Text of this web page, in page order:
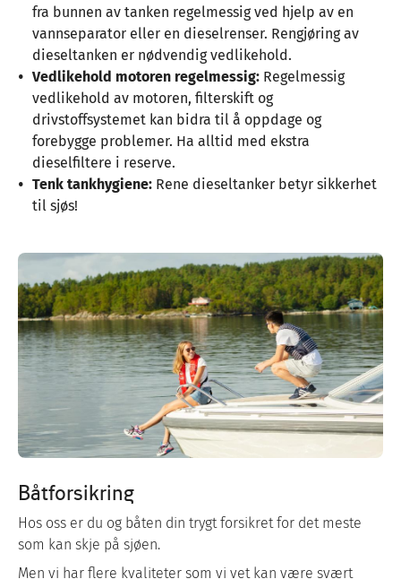
fra bunnen av tanken regelmessig ved hjelp av en
vannseparator eller en dieselrenser. Rengjøring av
dieseltanken er nødvendig vedlikehold.
Vedlikehold motoren regelmessig: Regelmessig
vedlikehold av motoren, filterskift og
drivstoffsystemet kan bidra til å oppdage og
forebygge problemer. Ha alltid med ekstra
dieselfiltere i reserve.
Tenk tankhygiene: Rene dieseltanker betyr sikkerhet
til sjøs!
Båtforsikring
Hos oss er du og båten din trygt forsikret for det meste
som kan skje på sjøen.
Men vi har flere kvaliteter som vi vet kan være svært